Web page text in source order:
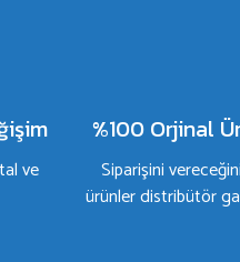
ve
%100 Orjinal
Siparişini
ürünler distribütör